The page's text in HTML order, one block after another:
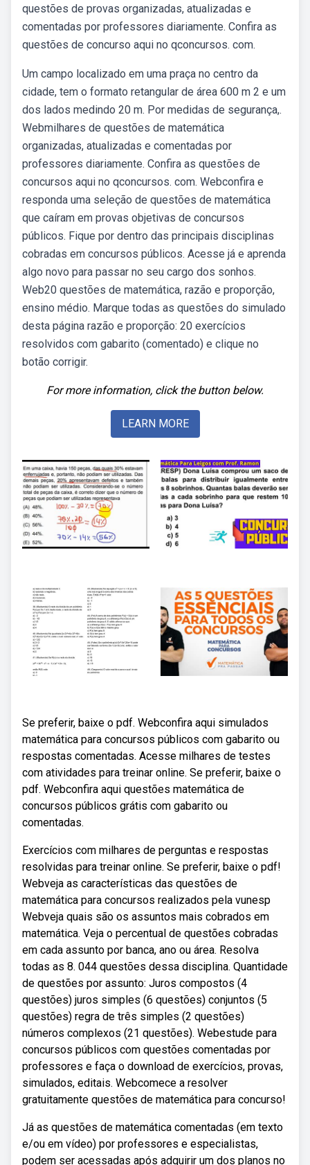
questões de provas organizadas, atualizadas e
comentadas por professores diariamente. Confira as
questões de concurso aqui no qconcursos. com.
Um campo localizado em uma praça no centro da
cidade, tem o formato retangular de área 600 m 2 e um
dos lados medindo 20 m. Por medidas de segurança,.
Webmilhares de questões de matemática
organizadas, atualizadas e comentadas por
professores diariamente. Confira as questões de
concursos aqui no qconcursos. com. Webconfira e
responda uma seleção de questões de matemática
que caíram em provas objetivas de concursos
públicos. Fique por dentro das principais disciplinas
cobradas em concursos públicos. Acesse já e aprenda
algo novo para passar no seu cargo dos sonhos.
Web20 questões de matemática, razão e proporção,
ensino médio. Marque todas as questões do simulado
desta página razão e proporção: 20 exercícios
resolvidos com gabarito (comentado) e clique no
botão corrigir.
For more information, click the button below.
LEARN MORE
Se preferir, baixe o pdf. Webconfira aqui simulados
matemática para concursos públicos com gabarito ou
respostas comentadas. Acesse milhares de testes
com atividades para treinar online. Se preferir, baixe o
pdf. Webconfira aqui questões matemática de
concursos públicos grátis com gabarito ou
comentadas.
Exercícios com milhares de perguntas e respostas
resolvidas para treinar online. Se preferir, baixe o pdf!
Webveja as características das questões de
matemática para concursos realizados pela vunesp
Webveja quais são os assuntos mais cobrados em
matemática. Veja o percentual de questões cobradas
em cada assunto por banca, ano ou área. Resolva
todas as 8. 044 questões dessa disciplina. Quantidade
de questões por assunto: Juros compostos (4
questões) juros simples (6 questões) conjuntos (5
questões) regra de três simples (2 questões)
números complexos (21 questões). Webestude para
concursos públicos com questões comentadas por
professores e faça o download de exercícios, provas,
simulados, editais. Webcomece a resolver
gratuitamente questões de matemática para concurso!
Já as questões de matemática comentadas (em texto
e/ou em vídeo) por professores e especialistas,
podem ser acessadas após adquirir um dos planos no